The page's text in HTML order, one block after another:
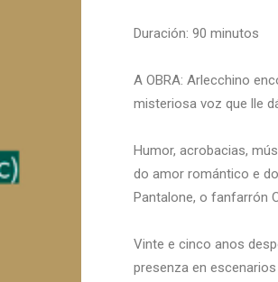
Duración: 90 minutos
A OBRA: Arlecchino
misteriosa voz que lle
Humor, acrobacias,
do amor romántico e
Pantalone, o fanfarrón
Vinte e cinco anos
presenza en